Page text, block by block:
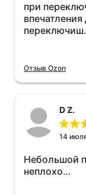
при
переключиш.
Отзыв Ozon
D Z.
14
Небольшой
неплохо…